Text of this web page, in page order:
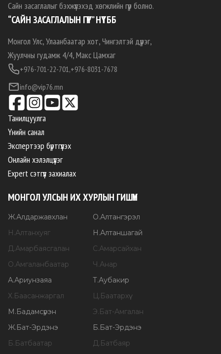
Сайн засаглалыг бэхжүүлэхэд хөгжлийн гүүр болно.
“САЙН ЗАСАГЛАЛЫН ГҮҮР” НҮТББ
Монгол Улс, Улаанбаатар хот, Чингэлтэй дүүрэг,
Жуулчны гудамж 4/4, Макс Цамхаг
+976-701-22-701,+976-8031-7678
info@vip76.mn
Танилцуулга
Үнийн санал
Экспертээр бүртгүүлэх
Онлайн хэлэлцүүлэг
Expert сэтгүүл захиалах
МОНГОЛ УЛСЫН ИХ ХУРЛЫН ГИШҮҮН
Ж.Алдаржавхлан О.Алтангэрэл
Н.Алтанхуяг Н.Алтаншагай
Д.Амарбаясгалан С.Амарсайхан
О.Амгаланбаатар Ч.Анар
А.Ариунзаяа Т.Аубакир
Х.Баасанжаргал Ц.Баатархүү
М.Бадамсүрэн Э.Бат-Амгалан
Ж.Бат-Эрдэнэ Б.Бат-Эрдэнэ
Б.Батбаатар Д.Батбаяр